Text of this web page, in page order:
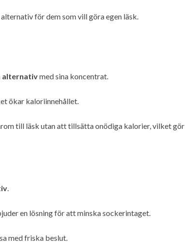
för dem som vill göra egen läsk.
med sina koncentrat.
ökar kaloriinnehållet.
till läsk utan att tillsätta onödiga kalorier, vilket gör
.
en lösning för att minska sockerintaget.
med friska beslut.